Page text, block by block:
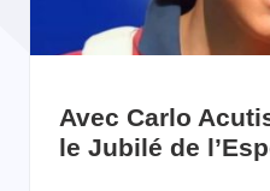
Avec Carlo
le Jubilé de